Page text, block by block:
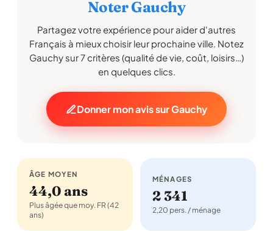
Noter Gauchy
Partagez votre expérience pour aider d'autres
Français à mieux choisir leur prochaine ville. Notez
Gauchy sur 7 critères (qualité de vie, coût, loisirs…)
en quelques clics.
Donner mon avis sur Gauchy
ÂGE MOYEN
44,0 ans
Plus âgée que moy. FR (42
ans)
MÉNAGES
2 341
2,20 pers. / ménage